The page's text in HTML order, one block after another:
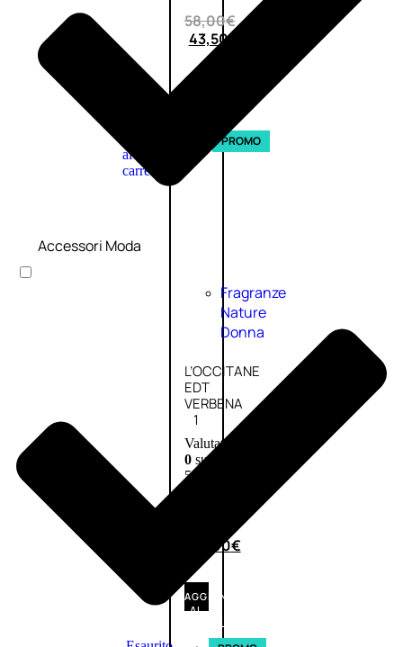
58,00€
43,50€
al
carrello
PROMO
Fragranze
Nature
Donna
L’OCCITANE
EDT
VERBENA
1
Valutato
0su
5
€
42,00€
AGGIUNGI
AL
CARRELLO
Accessori Moda